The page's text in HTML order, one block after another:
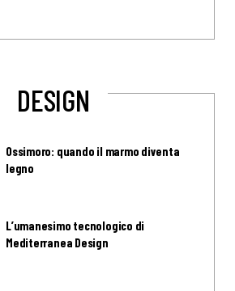
DESIGN
Ossimoro: quando il marmo diventa
legno
L’umanesimo tecnologico di
Mediterranea Design